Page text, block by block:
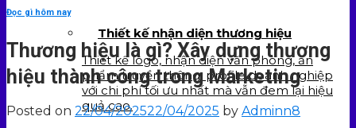
Thiết kế nhận diện thương hiệu
Thiết kế logo, nhận diện văn phòng, ấn
phẩm truyền thông, profile doanh nghiệp
với chi phí tối ưu nhất mà vẫn đem lại hiệu
quả cao.
Đọc gì hôm nay
Thương hiệu là gì? Xây dựng thương
hiệu thành công trong Marketing
Posted on 22/04/202522/04/2025 by Adminn8